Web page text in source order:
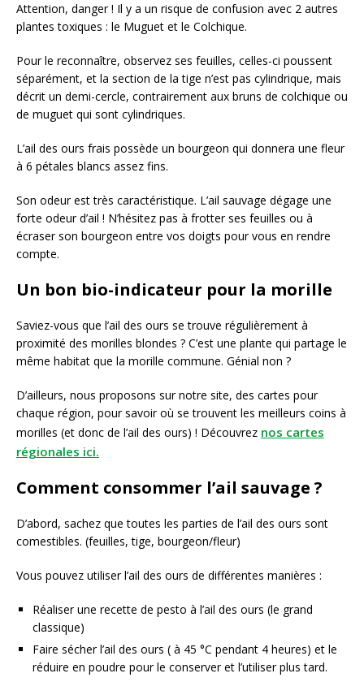
Attention, danger ! Il y a un risque de confusion avec 2 autres
plantes toxiques : le Muguet et le Colchique.
Pour le reconnaître, observez ses feuilles, celles-ci poussent
séparément, et la section de la tige n’est pas cylindrique, mais
décrit un demi-cercle, contrairement aux bruns de colchique ou
de muguet qui sont cylindriques.
L’ail des ours frais possède un bourgeon qui donnera une fleur
à 6 pétales blancs assez fins.
Son odeur est très caractéristique. L’ail sauvage dégage une
forte odeur d’ail ! N’hésitez pas à frotter ses feuilles ou à
écraser son bourgeon entre vos doigts pour vous en rendre
compte.
Un bon bio-indicateur pour la morille
Saviez-vous que l’ail des ours se trouve régulièrement à
proximité des morilles blondes ? C’est une plante qui partage le
même habitat que la morille commune. Génial non ?
D’ailleurs, nous proposons sur notre site, des cartes pour
chaque région, pour savoir où se trouvent les meilleurs coins à
morilles (et donc de l’ail des ours) ! Découvrez nos cartes
régionales ici.
Comment consommer l’ail sauvage ?
D’abord, sachez que toutes les parties de l’ail des ours sont
comestibles. (feuilles, tige, bourgeon/fleur)
Vous pouvez utiliser l’ail des ours de différentes manières :
Réaliser une recette de pesto à l’ail des ours (le grand
classique)
Faire sécher l’ail des ours ( à 45 °C pendant 4 heures) et le
réduire en poudre pour le conserver et l’utiliser plus tard.